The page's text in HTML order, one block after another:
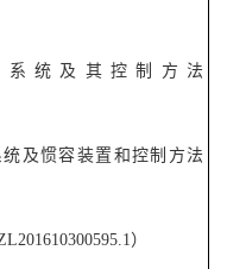
统及其控制方法
及惯容装置和控制方法
）